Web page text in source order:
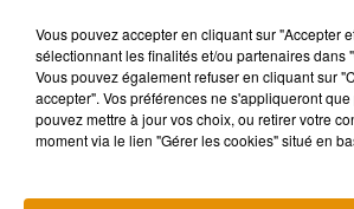
6 août 2026
La version réécrite de
interprétée lors des...
Vous pouvez accepter en cliquant sur "Accepter
sélectionnant les finalités et/ou partenaires dans
Vous pouvez également refuser en cliquant sur
accepter". Vos préférences ne s'appliqueront
pouvez mettre à jour vos choix, ou retirer votre
moment via le lien "Gérer les cookies" situé en